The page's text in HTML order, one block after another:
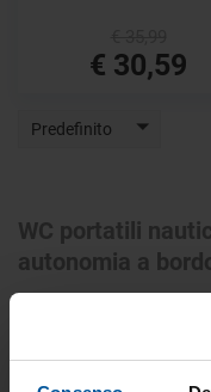
€ 30,59
Predefinito
WC portatili
autonomia a
I WC portatili nautici
per garantire comfort e
prive di impianto